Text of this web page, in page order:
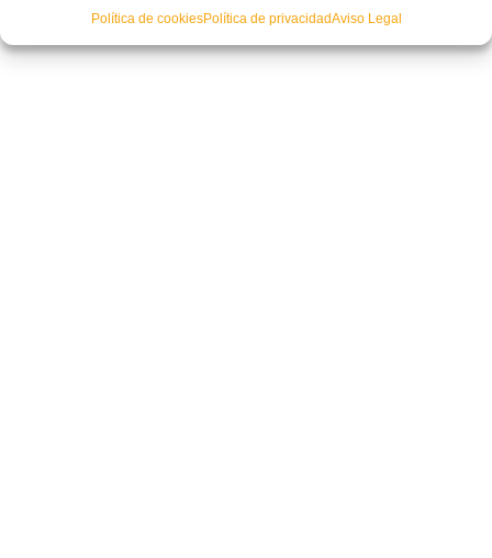
Política de cookiesPolítica de privacidadAviso Legal